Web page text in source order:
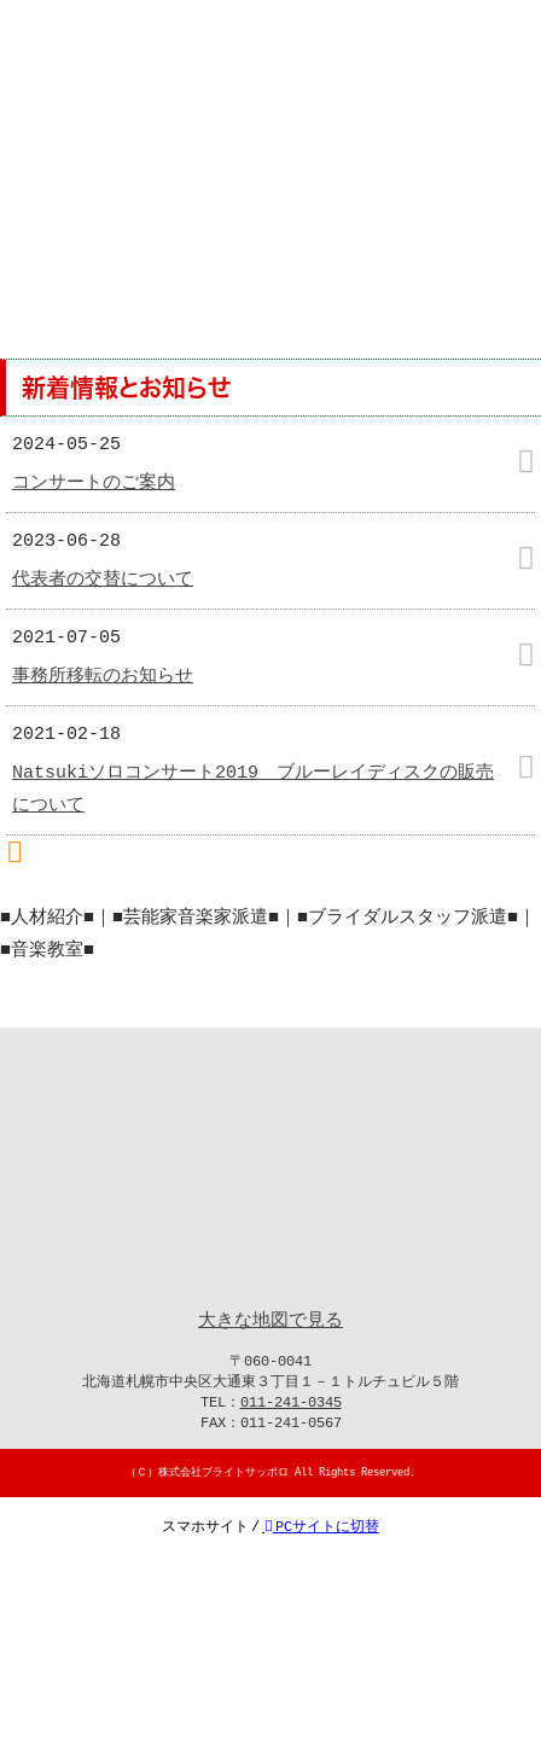
新着情報とお知らせ
2024-05-25
コンサートのご案内
2023-06-28
代表者の交替について
2021-07-05
事務所移転のお知らせ
2021-02-18
Natsukiソロコンサート2019 ブルーレイディスクの販売
について
■人材紹介■｜■芸能家音楽家派遣■｜■ブライダルスタッフ派遣■｜
■音楽教室■
大きな地図で見る
〒060-0041
北海道札幌市中央区大通東３丁目１－１トルチュビル５階
TEL： 011-241-0345
FAX：011-241-0567
（Ｃ） 株式会社ブライトサッポロ All Rights Reserved.
スマホサイト / PCサイトに切替